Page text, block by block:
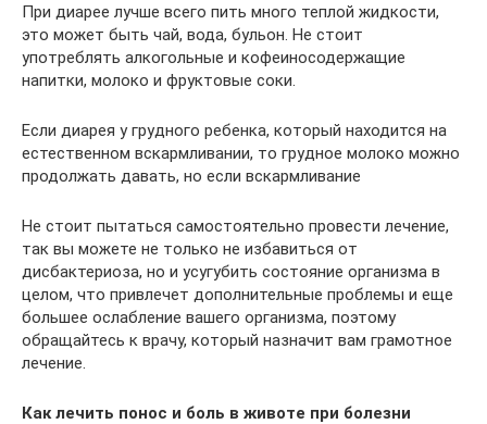
При диарее лучше всего пить много теплой жидкости,
это может быть чай, вода, бульон. Не стоит
употреблять алкогольные и кофеиносодержащие
напитки, молоко и фруктовые соки.
Если диарея у грудного ребенка, который находится на
естественном вскармливании, то грудное молоко можно
продолжать давать, но если вскармливание
Не стоит пытаться самостоятельно провести лечение,
так вы можете не только не избавиться от
дисбактериоза, но и усугубить состояние организма в
целом, что привлечет дополнительные проблемы и еще
большее ослабление вашего организма, поэтому
обращайтесь к врачу, который назначит вам грамотное
лечение.
Как лечить понос и боль в животе при болезни